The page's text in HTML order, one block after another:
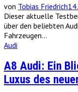
von Tobias Friedrich
Dieser aktuelle
über den beliebten
Fahrzeugen...
Audi
A8 Audi: Ein
Luxus des